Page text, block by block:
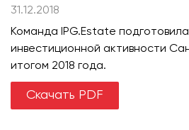
31.12.2018
Команда IPG.Estate
инвестиционной активности
итогом 2018 года.
Скачать PDF